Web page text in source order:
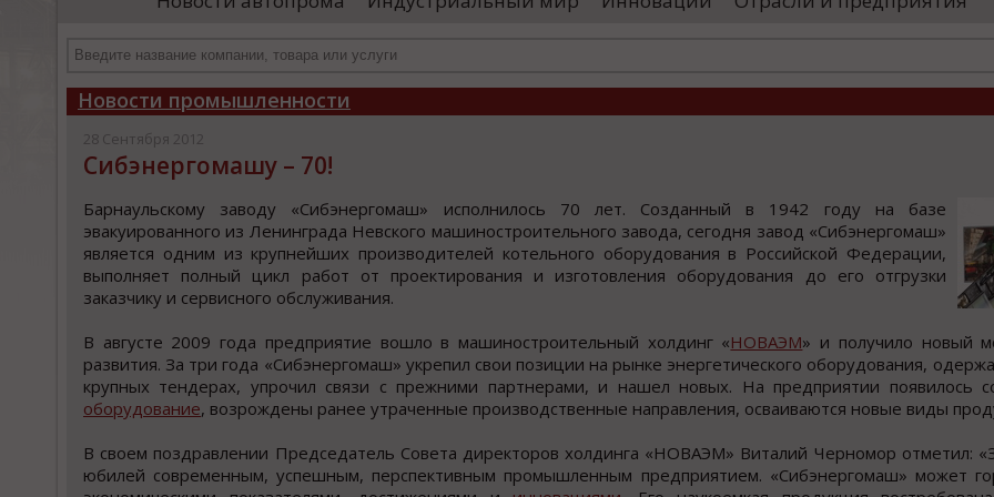
департамента продаж и контрактации
иностранными удостоверяющими центрами.
проводятся
Новости промышленности
28 Сентября 2012
Сибэнергомашу – 70!
Барнаульскому заводу «Сибэнергомаш» исполнилось 70 лет. Созданный в 1942 году на базе
эвакуированного из Ленинграда Невского машиностроительного завода, сегодня завод «Сибэнергомаш»
является одним из крупнейших производителей котельного оборудования в Российской Федерации,
выполняет полный цикл работ от проектирования и изготовления оборудования до его отгрузки
заказчику и сервисного обслуживания.
В августе 2009 года предприятие вошло в машиностроительный холдинг «НОВАЭМ» и получило новый
развития. За три года «Сибэнергомаш» укрепил свои позиции на рынке энергетического оборудования,
крупных тендерах, упрочил связи с прежними партнерами, и нашел новых. На предприятии появилось
оборудование, возрождены ранее утраченные производственные направления, осваиваются новые виды
В своем поздравлении Председатель Совета директоров холдинга «НОВАЭМ» Виталий Черномор отметил:
юбилей современным, успешным, перспективным промышленным предприятием. «Сибэнергомаш» может